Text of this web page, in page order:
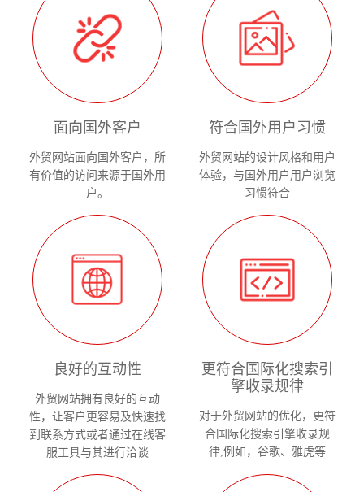
面向国外客户
外贸网站面向国外客户，所
有价值的访问来源于国外用
户。
符合国外用户习惯
外贸网站的设计风格和用户
体验，与国外用户用户浏览
习惯符合
良好的互动性
外贸网站拥有良好的互动
性，让客户更容易及快速找
到联系方式或者通过在线客
服工具与其进行洽谈
更符合国际化搜索引
擎收录规律
对于外贸网站的优化，更符
合国际化搜索引擎收录规
律,例如，谷歌、雅虎等